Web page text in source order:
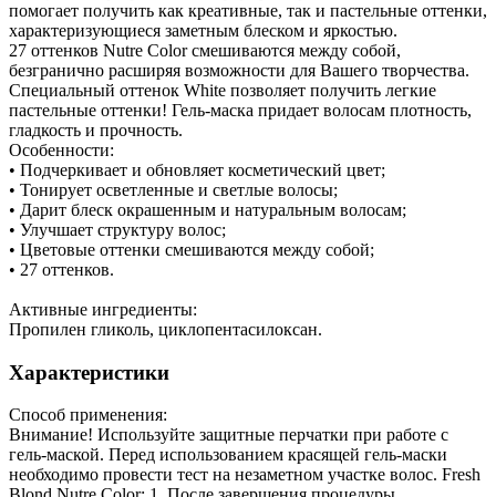
помогает получить как креативные, так и пастельные оттенки,
характеризующиеся заметным блеском и яркостью.
27 оттенков Nutre Color смешиваются между собой,
безгранично расширяя возможности для Вашего творчества.
Специальный оттенок White позволяет получить легкие
пастельные оттенки! Гель-маска придает волосам плотность,
гладкость и прочность.
Особенности:
• Подчеркивает и обновляет косметический цвет;
• Тонирует осветленные и светлые волосы;
• Дарит блеск окрашенным и натуральным волосам;
• Улучшает структуру волос;
• Цветовые оттенки смешиваются между собой;
• 27 оттенков.
Активные ингредиенты:
Пропилен гликоль, циклопентасилоксан.
Характеристики
Способ применения:
Внимание! Используйте защитные перчатки при работе с
гель-маской. Перед использованием красящей гель-маски
необходимо провести тест на незаметном участке волос. Fresh